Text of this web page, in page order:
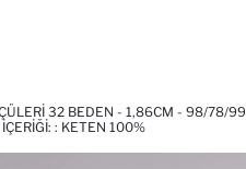
32 BEDEN - 1,86CM - 98/78/99
: KETEN 100%